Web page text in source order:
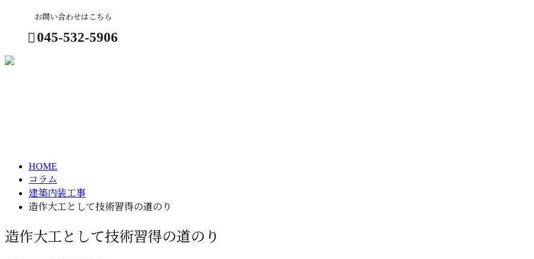
お問い合わせはこちら
045-532-5906
HOME
コラム
建築内装工事
造作大工として技術習得の道のり
造作大工として技術習得の道のり